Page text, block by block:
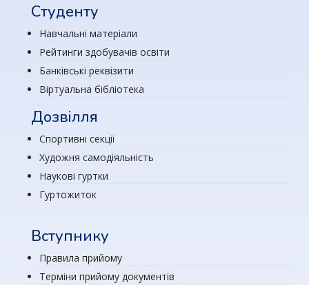
Студенту
Навчальні матеріали
Рейтинги здобувачів освіти
Банківські реквізити
Віртуальна бібліотека
Дозвілля
Спортивні секції
Художня самодіяльність
Наукові гуртки
Гуртожиток
Вступнику
Правила прийому
Терміни прийому документів